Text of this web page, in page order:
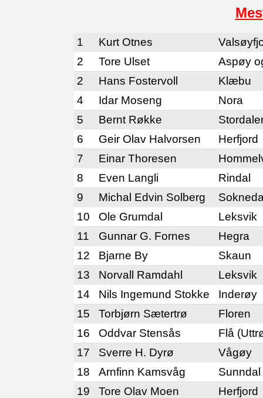
1 Kurt Otnes
2
Tore Ulset
Aspøy
2
Hans Fostervoll
Klæbu
4
Idar Moseng
Nora
5
Bernt Røkke
6
Geir Olav Halvorsen
Herfjord
7
Einar Thoresen
8
Even Langli
Rindal
9
Michal Edvin Solberg
10
Ole Grumdal
Leksvik
11
Gunnar G. Fornes
Hegra
12
Bjarne By
Skaun
13
Norvall Ramdahl
Leksvik
14
Nils Ingemund Stokke
Inderøy
15
Torbjørn Sætertrø
Floren
16
Oddvar Stensås
Flå
17
Sverre H. Dyrø
Vågøy
18
Arnfinn Kamsvåg
Sunndal
19
Tore Olav Moen Herfjord